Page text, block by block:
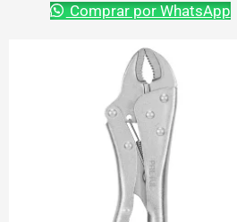
Comprar por WhatsApp